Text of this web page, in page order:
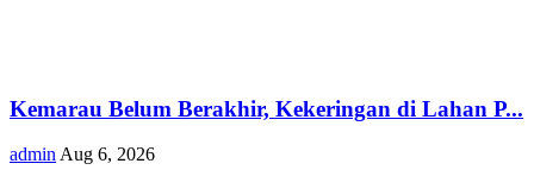
Kemarau Belum Berakhir, Kekeringan di Lahan P...
adminAug 6, 2026